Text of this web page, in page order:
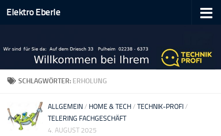
Zum Inhalt springen
Elektro Eberle
SCHLAGWÖRTER: ERHOLUNG
ALLGEMEIN/ HOME & TECH/ TECHNIK-PROFI/
TELERING FACHGESCHÄFT
4. AUGUST 2025